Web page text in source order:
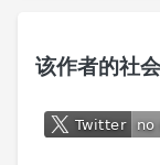
该作者的社